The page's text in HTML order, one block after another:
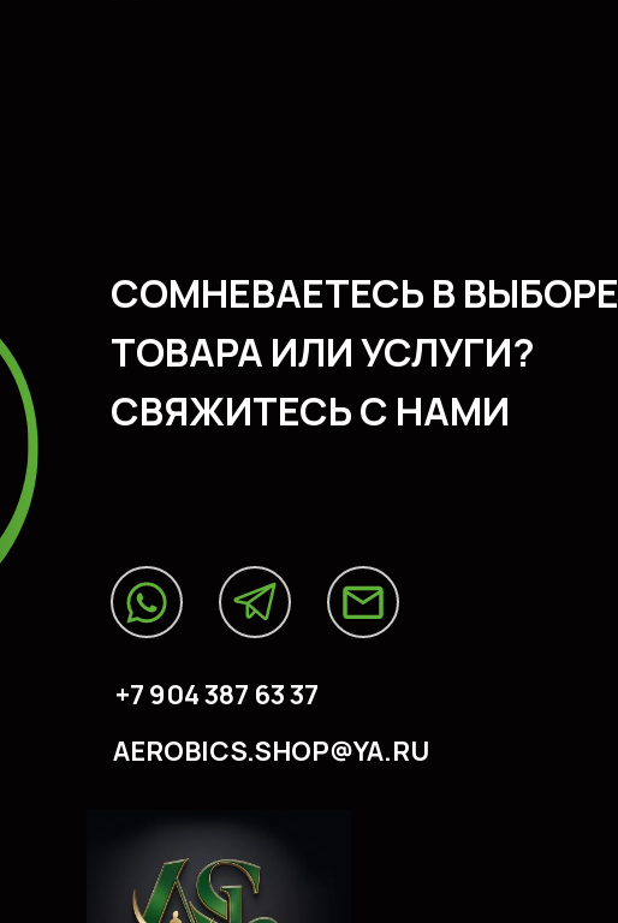
СОМНЕВАЕТЕСЬ В ВЫБОРЕ
ТОВАРА ИЛИ УСЛУГИ?
CВЯЖИТЕСЬ С НАМИ
+7 904 387 63 37
AEROBICS.SHOP@YA.RU